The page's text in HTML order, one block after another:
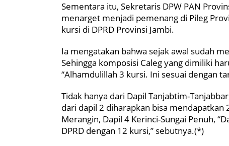
Sementara itu, Sekretaris DPW PAN
menarget menjadi pemenang di Pileg
kursi di DPRD Provinsi Jambi.
Ia mengatakan bahwa sejak awal sudah
Sehingga komposisi Caleg yang dimiliki
“Alhamdulillah 3 kursi. Ini sesuai dengan
Tidak hanya dari Dapil Tanjabtim-
dari dapil 2 diharapkan bisa mendapatkan
Merangin, Dapil 4 Kerinci-Sungai Penuh,
DPRD dengan 12 kursi,” sebutnya.(*)